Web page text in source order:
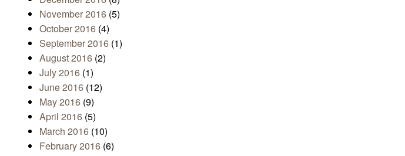
November 2016 (5)
October 2016 (4)
September 2016 (1)
August 2016 (2)
July 2016 (1)
June 2016 (12)
May 2016 (9)
April 2016 (5)
March 2016 (10)
February 2016 (6)